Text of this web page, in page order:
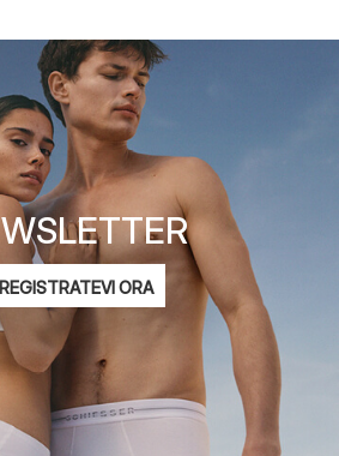
Indirizzo
e-
REGISTRATEVI ORA
Mi interessa:
Moda maschile
ADIDAS